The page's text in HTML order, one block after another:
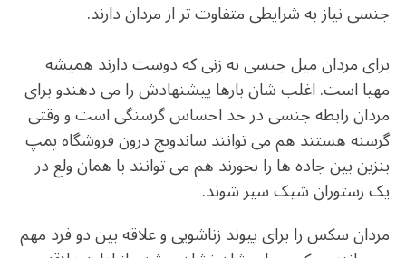
جنسی نیاز به شرایطی متفاوت تر از مردان دارند.
برای مردان میل جنسی به زنی که دوست دارند همیشه
مهیا است. اغلب شان بارها پیشنهادش را می دهندو برای
مردان رابطه جنسی در حد احساس گرسنگی است و وقتی
گرسنه هستند هم می توانند ساندویج درون فروشگاه پمپ
بنزین بین جاده ها را بخورند هم می توانند با همان ولع در
یک رستوران شیک سیر شوند.
مردان سکس را برای پیوند زناشویی و علاقه بین دو فرد مهم